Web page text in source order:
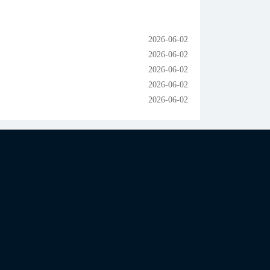
2026-06-02
2026-06-02
2026-06-02
2026-06-02
2026-06-02